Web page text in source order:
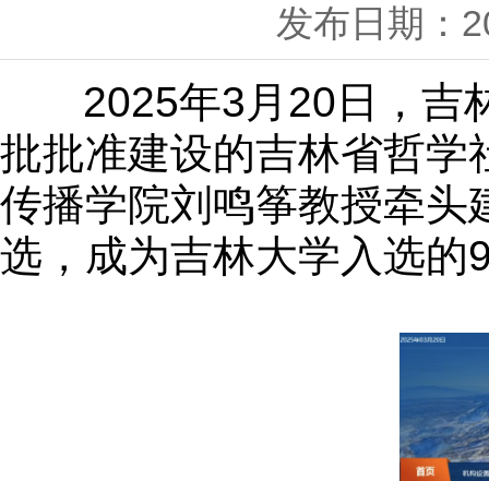
发布日期：
2025年3月20日，吉
批批准建设的吉林省哲学
传播学院刘鸣筝教授牵头
选，成为吉林大学入选的